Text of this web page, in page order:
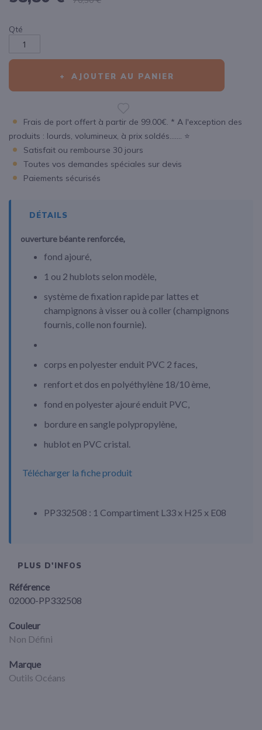
Qté
AJOUTER AU PANIER
Frais de port offert à partir de 99.00€. * A l'exception des
produits : lourds, volumineux, à prix soldés....... ⭐
Satisfait ou rembourse 30 jours
Toutes vos demandes spéciales sur devis
Paiements sécurisés
DÉTAILS
ouverture béante renforcée,
fond ajouré,
1 ou 2 hublots selon modèle,
système de fixation rapide par lattes et
champignons à visser ou à coller (champignons
fournis, colle non fournie).
corps en polyester enduit PVC 2 faces,
renfort et dos en polyéthylène 18/10 ème,
fond en polyester ajouré enduit PVC,
bordure en sangle polypropylène,
hublot en PVC cristal.
Télécharger la fiche produit
PP332508 : 1 Compartiment L33 x H25 x E08
PLUS D'INFOS
Référence
02000-PP332508
Couleur
Non Défini
Marque
Outils Océans